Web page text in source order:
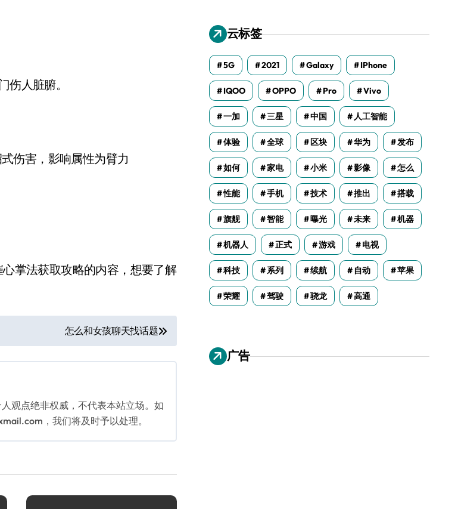
人脏腑。
伤害，影响属性为臂力
掌法获取攻略的内容，想要了解
怎么和女孩聊天找话题
观点绝非权威，不代表本站立场。如
，我们将及时予以处理。
云标签
5G 2021 Galaxy IPhone
IQOO OPPO Pro Vivo
一加 三星 中国 人工智能
体验 全球 区块 华为 发布
如何 家电 小米 影像 怎么
性能 手机 技术 推出 搭载
旗舰 智能 曝光 未来 机器
机器人 正式 游戏 电视
科技 系列 续航 自动 苹果
荣耀 驾驶 骁龙 高通
广告